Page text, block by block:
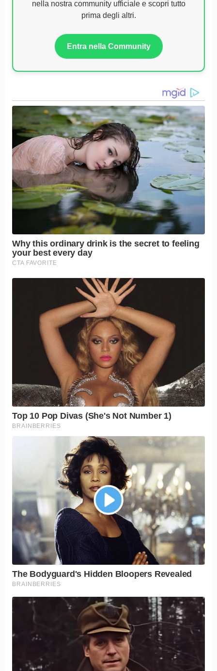
nella nostra community ufficiale e scopri tutto
prima degli altri.
Entra nella Community